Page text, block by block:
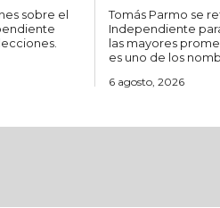
sobre el
Tomás Parmo se
Independiente para verlo jugar en
las mayores
es uno de los
6 agosto, 2026